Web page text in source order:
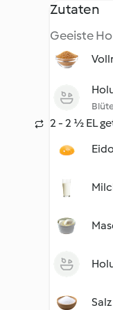
Zutaten
Geeiste
2 - 2 ½ EL
Salz